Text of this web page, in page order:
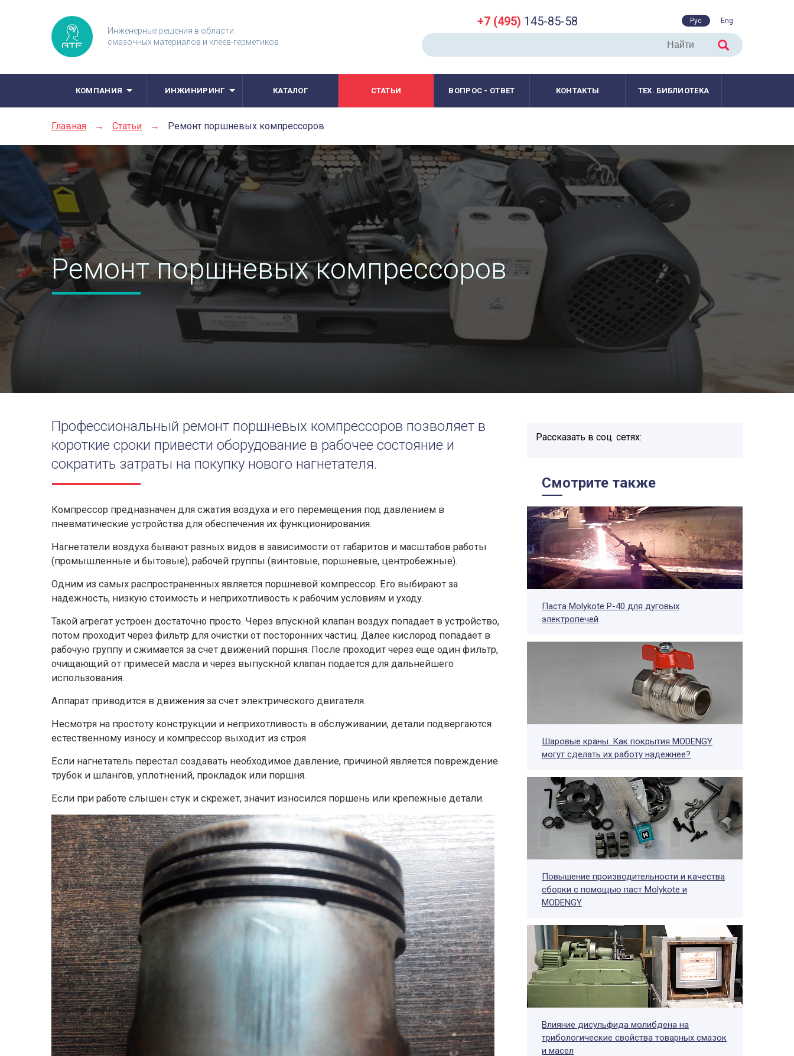
Инженерные решения в области
смазочных материалов и клеев-герметиков
+7 (495) 145-85-58 Рус Eng
КОМПАНИЯ ИНЖИНИРИНГ КАТАЛОГ СТАТЬИ ВОПРОС - ОТВЕТ КОНТАКТЫ ТЕХ. БИБЛИОТЕКА
Главная → Статьи → Ремонт поршневых компрессоров
Ремонт поршневых компрессоров
Рассказать в соц. сетях:
Смотрите также
Паста Molykote P-40 для дуговых
электропечей
Шаровые краны. Как покрытия MODENGY
могут сделать их работу надежнее?
Повышение производительности и качества
сборки с помощью паст Molykote и
MODENGY
Влияние дисульфида молибдена на
трибологические свойства товарных смазок
и масел
Профессиональный ремонт поршневых компрессоров позволяет в
короткие сроки привести оборудование в рабочее состояние и
сократить затраты на покупку нового нагнетателя.
Компрессор предназначен для сжатия воздуха и его перемещения под давлением в
пневматические устройства для обеспечения их функционирования.
Нагнетатели воздуха бывают разных видов в зависимости от габаритов и масштабов работы
(промышленные и бытовые), рабочей группы (винтовые, поршневые, центробежные).
Одним из самых распространенных является поршневой компрессор. Его выбирают за
надежность, низкую стоимость и неприхотливость к рабочим условиям и уходу.
Такой агрегат устроен достаточно просто. Через впускной клапан воздух попадает в устройство,
потом проходит через фильтр для очистки от посторонних частиц. Далее кислород попадает в
рабочую группу и сжимается за счет движений поршня. После проходит через еще один фильтр,
очищающий от примесей масла и через выпускной клапан подается для дальнейшего
использования.
Аппарат приводится в движения за счет электрического двигателя.
Несмотря на простоту конструкции и неприхотливость в обслуживании, детали подвергаются
естественному износу и компрессор выходит из строя.
Если нагнетатель перестал создавать необходимое давление, причиной является повреждение
трубок и шлангов, уплотнений, прокладок или поршня.
Если при работе слышен стук и скрежет, значит износился поршень или крепежные детали.